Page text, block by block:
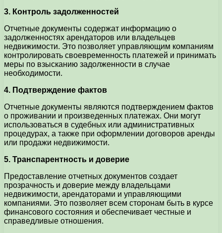
3. Контроль задолженностей
Отчетные документы содержат информацию о
задолженностях арендаторов или владельцев
недвижимости. Это позволяет управляющим компаниям
контролировать своевременность платежей и принимать
меры по взысканию задолженности в случае
необходимости.
4. Подтверждение фактов
Отчетные документы являются подтверждением фактов
о проживании и произведенных платежах. Они могут
использоваться в судебных или административных
процедурах, а также при оформлении договоров аренды
или продажи недвижимости.
5. Транспарентность и доверие
Предоставление отчетных документов создает
прозрачность и доверие между владельцами
недвижимости, арендаторами и управляющими
компаниями. Это позволяет всем сторонам быть в курсе
финансового состояния и обеспечивает честные и
справедливые отношения.